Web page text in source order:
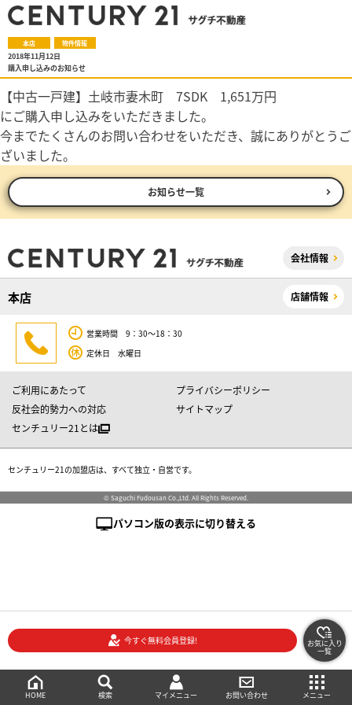
本店 物件情報
2018年11月12日
購入申し込みのお知らせ
【中古一戸建】土岐市妻木町 7SDK 1,651万円
にご購入申し込みをいただきました。
今までたくさんのお問い合わせをいただき、誠にありがとうご
ざいました。
お知らせ一覧
会社情報
本店 店舗情報
営業時間 9：30～18：30
定休日 水曜日
ご利用にあたって
プライバシーポリシー
反社会的勢力への対応
サイトマップ
センチュリー21とは
センチュリー21の加盟店は、すべて独立・自営です。
© Saguchi Fudousan Co.,Ltd. All Rights Reserved.
パソコン版の表示に切り替える
HOME 検索 マイメニュー お問い合わせ メニュー
今すぐ無料会員登録! お気に入り
一覧
絞り込み検索
メニュー
ご相談・お問い合わせ